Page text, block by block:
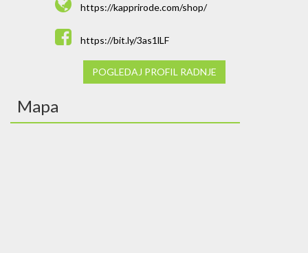
https://kapprirode.com/shop/
https://bit.ly/3as1lLF
POGLEDAJ PROFIL RADNJE
Mapa